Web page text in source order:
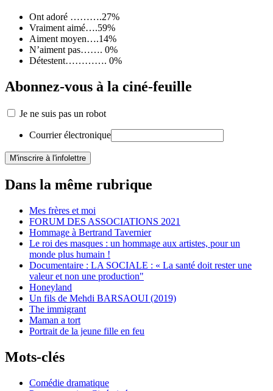
Ont adoré ……….27%
Vraiment aimé….59%
Aiment moyen….14%
N’aiment pas……. 0%
Détestent…………. 0%
Abonnez-vous à la ciné-feuille
Je ne suis pas un robot
Courrier électronique
Dans la même rubrique
Mes frères et moi
FORUM DES ASSOCIATIONS 2021
Hommage à Bertrand Tavernier
Le roi des masques : un hommage aux artistes, pour un
monde plus humain !
Documentaire : LA SOCIALE : « La santé doit rester une
valeur et non une production"
Honeyland
Un fils de Mehdi BARSAOUI (2019)
The immigrant
Maman a tort
Portrait de la jeune fille en feu
Mots-clés
Comédie dramatique